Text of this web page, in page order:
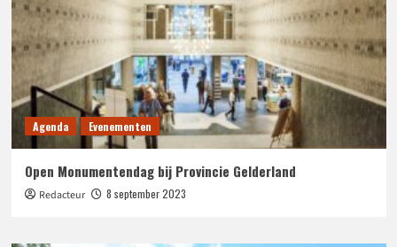
Agenda Evenementen
Open Monumentendag bij Provincie Gelderland
Redacteur 8 september 2023